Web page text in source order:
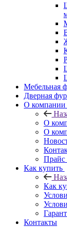
Мебельная
Дверная
О компании
О
О
Прайс
Как купить
Как
Контакты